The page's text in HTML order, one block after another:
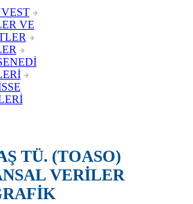
VE
TÜ. (TOASO)
VERİLER